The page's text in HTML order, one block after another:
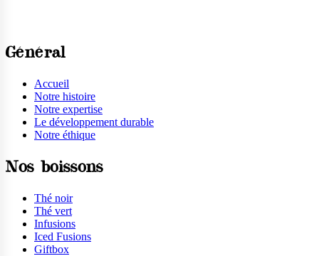
Général
Accueil
Notre histoire
Notre expertise
Le développement durable
Notre éthique
Nos boissons
Thé noir
Thé vert
Infusions
Iced Fusions
Giftbox